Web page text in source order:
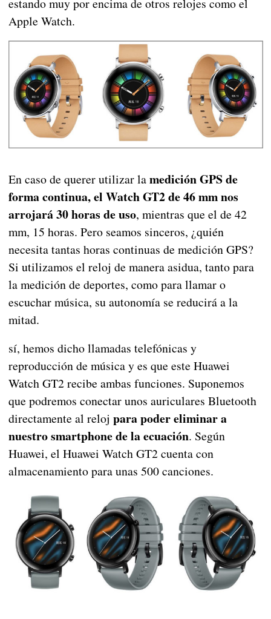
Apple Watch.
En caso de querer utilizar lamedición GPS de
forma continua, el Watch GT2 de 46 mm nos
arrojará 30 horas de uso, mientras que el de 42
mm, 15 horas. Pero seamos sinceros, ¿quién
necesita tantas horas continuas de medición GPS?
Si utilizamos el reloj de manera asidua, tanto para
la medición de deportes, como para llamar o
escuchar música, su autonomía se reducirá a la
mitad.
sí, hemos dicho llamadas telefónicas y
reproducción de música y es que este Huawei
Watch GT2 recibe ambas funciones. Suponemos
que podremos conectar unos auriculares Bluetooth
directamente al reloj para poder eliminar a
nuestro smartphone de la ecuación. Según
Huawei, el Huawei Watch GT2 cuenta con
almacenamiento para unas 500 canciones.